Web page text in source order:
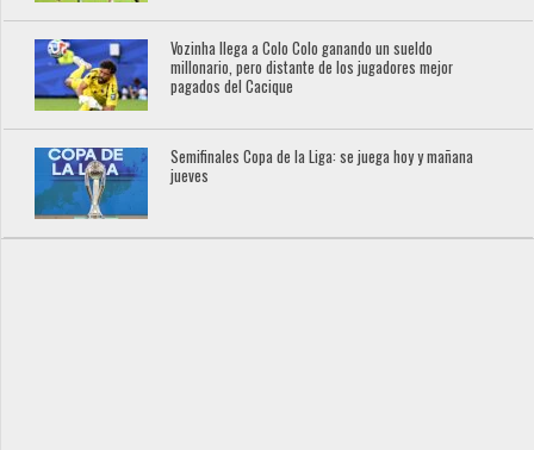
Vozinha llega a Colo Colo ganando un sueldo
millonario, pero distante de los jugadores mejor
pagados del Cacique
Semifinales Copa de la Liga: se juega hoy y mañana
jueves